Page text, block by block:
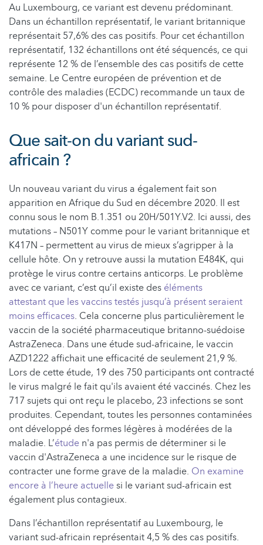
Au Luxembourg, ce variant est devenu prédominant.
Dans un échantillon représentatif, le variant britannique
représentait 57,6% des cas positifs. Pour cet échantillon
représentatif, 132 échantillons ont été séquencés, ce qui
représente 12 % de l’ensemble des cas positifs de cette
semaine. Le Centre européen de prévention et de
contrôle des maladies (ECDC) recommande un taux de
10 % pour disposer d'un échantillon représentatif.
Que sait-on du variant sud-
africain ?
Un nouveau variant du virus a également fait son
apparition en Afrique du Sud en décembre 2020. Il est
connu sous le nom B.1.351 ou 20H/501Y.V2. Ici aussi, des
mutations – N501Y comme pour le variant britannique et
K417N – permettent au virus de mieux s’agripper à la
cellule hôte. On y retrouve aussi la mutation E484K, qui
protège le virus contre certains anticorps. Le problème
avec ce variant, c’est qu’il existe des éléments
attestant que les vaccins testés jusqu’à présent seraient
moins efficaces. Cela concerne plus particulièrement le
vaccin de la société pharmaceutique britanno-suédoise
AstraZeneca. Dans une étude sud-africaine, le vaccin
AZD1222 affichait une efficacité de seulement 21,9 %.
Lors de cette étude, 19 des 750 participants ont contracté
le virus malgré le fait qu'ils avaient été vaccinés. Chez les
717 sujets qui ont reçu le placebo, 23 infections se sont
produites. Cependant, toutes les personnes contaminées
ont développé des formes légères à modérées de la
maladie. L’étude n'a pas permis de déterminer si le
vaccin d'AstraZeneca a une incidence sur le risque de
contracter une forme grave de la maladie. On examine
encore à l’heure actuellesi le variant sud-africain est
également plus contagieux.
Dans l’échantillon représentatif au Luxembourg, le
variant sud-africain représentait 4,5 % des cas positifs.